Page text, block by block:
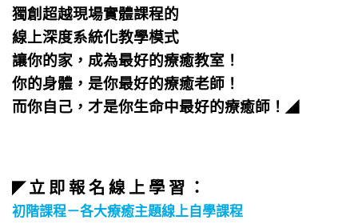
獨創超越現場實體課程的
線上深度系統化教學模式
讓你的家，成為最好的療癒教室！
你的身體，是你最好的療癒老師！
而你自己，才是你生命中最好的療癒師！ ◢
◤立 即 報 名 線 上 學 習 ：
初階課程－各大療癒主題線上自學課程